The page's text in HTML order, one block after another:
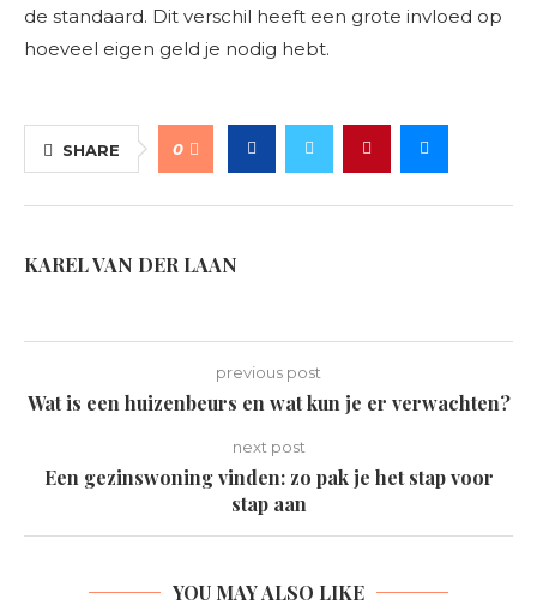
de standaard. Dit verschil heeft een grote invloed op
hoeveel eigen geld je nodig hebt.
SHARE 0
KAREL VAN DER LAAN
previous post
Wat is een huizenbeurs en wat kun je er verwachten?
next post
Een gezinswoning vinden: zo pak je het stap voor
stap aan
YOU MAY ALSO LIKE